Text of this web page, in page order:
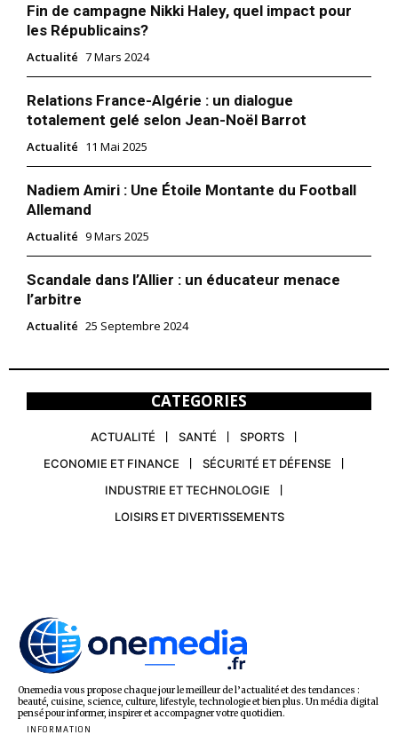
Fin de campagne Nikki Haley, quel impact pour
les Républicains?
Actualité 7 Mars 2024
Relations France-Algérie : un dialogue
totalement gelé selon Jean-Noël Barrot
Actualité 11 Mai 2025
Nadiem Amiri : Une Étoile Montante du Football
Allemand
Actualité 9 Mars 2025
Scandale dans l’Allier : un éducateur menace
l’arbitre
Actualité 25 Septembre 2024
CATEGORIES
ACTUALITÉ SANTÉ
SPORTS
ECONOMIE ET FINANCE
SÉCURITÉ ET DÉFENSE
INDUSTRIE ET TECHNOLOGIE
LOISIRS ET DIVERTISSEMENTS
Onemedia vous propose chaque jour le meilleur de l’actualité et des tendances :
beauté, cuisine, science, culture, lifestyle, technologie et bien plus. Un média digital
pensé pour informer, inspirer et accompagner votre quotidien.
INFORMATION